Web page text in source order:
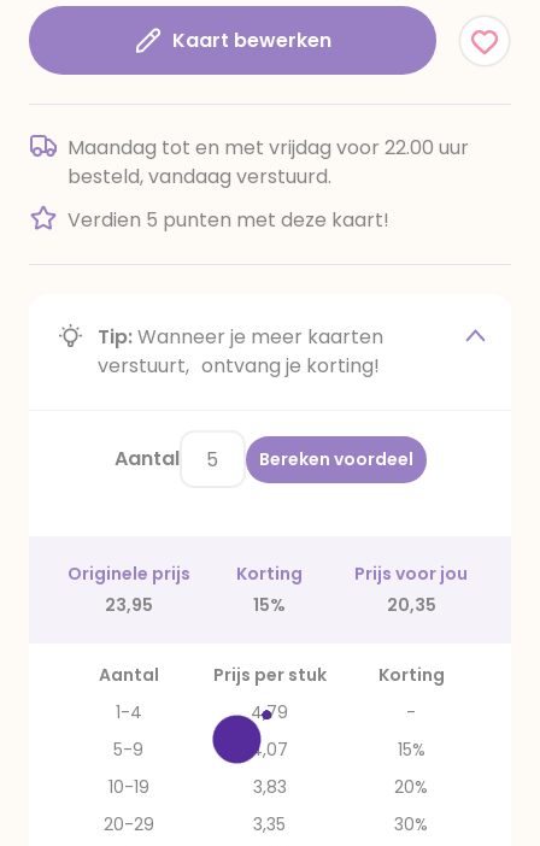
Kaart bewerken
Maandag tot en met vrijdag voor 22.00 uur
besteld, vandaag verstuurd.
Verdien 5 punten met deze kaart!
Tip:Wanneer je meer kaarten
verstuurt, ontvang je korting!
Aantal Bereken voordeel
Originele prijs Korting
Prijs voor jou
23,95
15% 20,35
Aantal Prijs per stuk
Korting
1-4
4,79
-
5-9
4,07
15%
10-19
3,83
20%
20-29
3,35
30%